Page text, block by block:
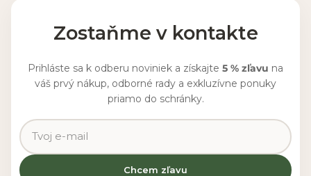
Zostaňme v kontakte
Prihláste sa k odberu noviniek a získajte 5 % zľavu na
váš prvý nákup, odborné rady a exkluzívne ponuky
priamo do schránky.
Chcem zľavu